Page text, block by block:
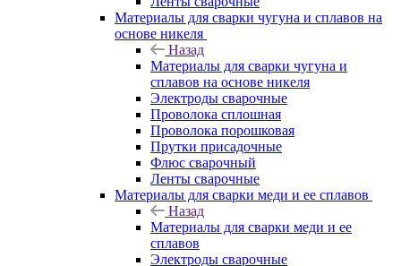
Материалы для сварки чугуна и сплавов на
основе никеля
Назад
Материалы для сварки чугуна и
сплавов на основе никеля
Электроды сварочные
Проволока сплошная
Проволока порошковая
Прутки присадочные
Флюс сварочный
Ленты сварочные
Материалы для сварки меди и ее сплавов
Назад
Материалы для сварки меди и ее
сплавов
Электроды сварочные